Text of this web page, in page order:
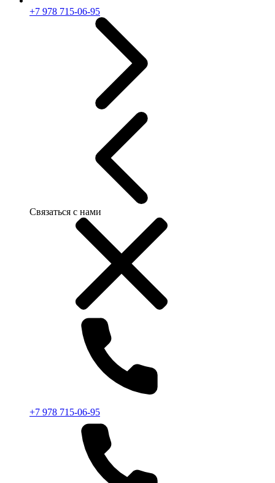
+7 978 715-06-95
Связаться с нами
+7 978 715-06-95